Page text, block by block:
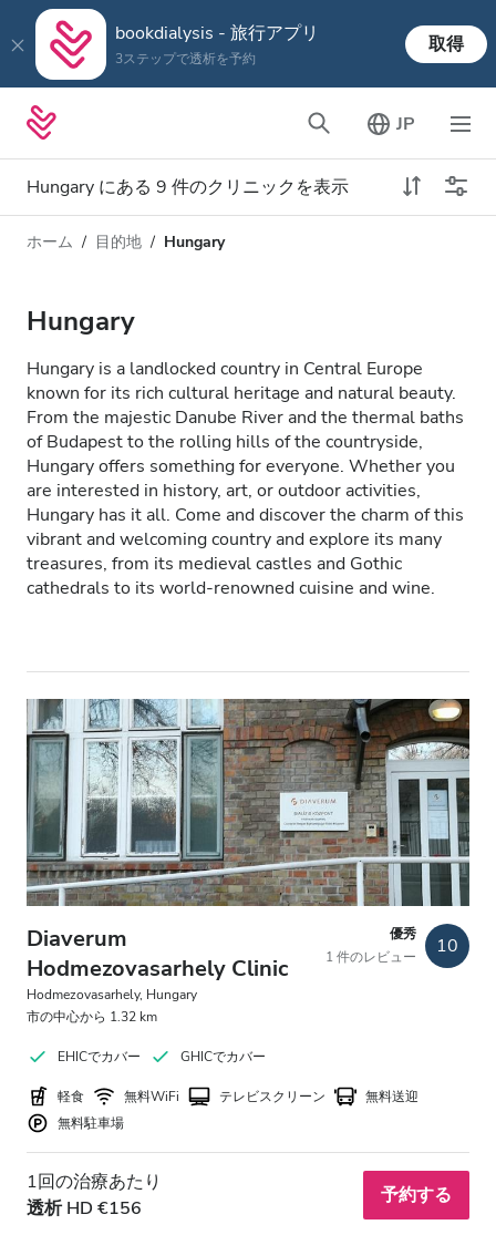
bookdialysis - 旅行アプリ
3ステップで透析を予約
取得
JP
Hungary にある 9 件のクリニックを表示
透析タイプ
透析 HDF
対応
HIV患者
B型肝炎患者
GHIC
施設
軽食
無料WiFi
無料送迎
無料駐車場
価格
100 - 200 ユーロ
距離
価格
ホーム 目的地 Hungary
Hungary
Hungary is a landlocked country in Central Europe
known for its rich cultural heritage and natural beauty.
From the majestic Danube River and the thermal baths
of Budapest to the rolling hills of the countryside,
Hungary offers something for everyone. Whether you
are interested in history, art, or outdoor activities,
Hungary has it all. Come and discover the charm of this
vibrant and welcoming country and explore its many
treasures, from its medieval castles and Gothic
cathedrals to its world-renowned cuisine and wine.
Diaverum
Hodmezovasarhely Clinic
Hodmezovasarhely, Hungary
市の中心から 1.32 km
優秀
1 件のレビュー
10
EHICでカバー GHICでカバー
軽食 無料WiFi テレビスクリーン
無料送迎
無料駐車場
1回の治療あたり
透析 HD €156
予約する